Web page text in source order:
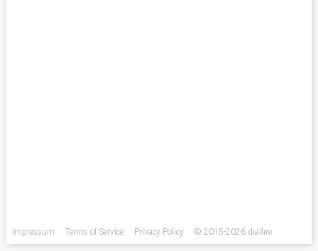
Impressum Terms of Service Privacy Policy © 2015-2026 dialfire